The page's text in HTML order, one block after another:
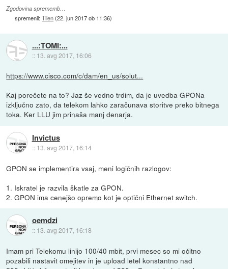
Zgodovina sprememb…
spremenil:Tilen(22. jun 2017 ob 11:36)
...:TOMI:...
:: 13. avg 2017, 16:06
https://www.cisco.com/c/dam/en_us/solut...
Kaj porečete na to? Jaz še vedno trdim, da je uvedba GPONa
izključno zato, da telekom lahko zaračunava storitve preko bitnega
toka. Ker LLU jim prinaša manj denarja.
Invictus
:: 13. avg 2017, 16:14
GPON se implementira vsaj, meni logičnih razlogov:
1. Iskratel je razvila škatle za GPON.
2. GPON ima cenejšo opremo kot je optični Ethernet switch.
oemdzi
:: 13. avg 2017, 16:18
Imam pri Telekomu linijo 100/40 mbit, prvi mesec so mi očitno
pozabili nastavit omejitev in je upload letel konstantno nad